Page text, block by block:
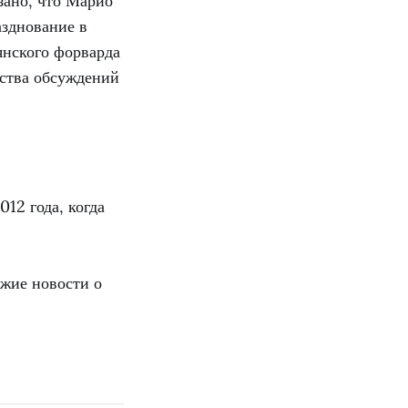
в
форварда
обсуждений
года, когда
новости о